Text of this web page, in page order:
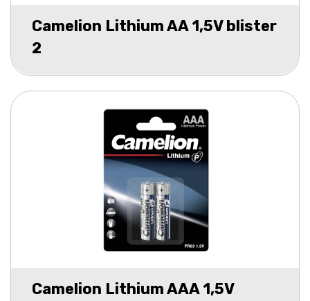
Camelion Lithium AA 1,5V blister
2
Camelion Lithium AAA 1,5V